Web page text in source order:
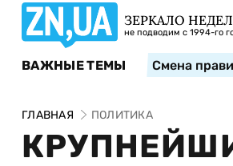
ЗЕРКАЛО
не подводим с 1994-го
ВАЖНЫЕ ТЕМЫ Смена
ГЛАВНАЯ ПОЛИТИКА